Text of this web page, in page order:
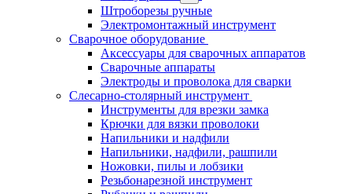
Штроборезы ручные
Электромонтажный инструмент
Сварочное оборудование
Аксессуары для сварочных аппаратов
Сварочные аппараты
Электроды и проволока для сварки
Слесарно-столярный инструмент
Инструменты для врезки замка
Крючки для вязки проволоки
Напильники и надфили
Напильники, надфили, рашпили
Ножовки, пилы и лобзики
Резьбонарезной инструмент